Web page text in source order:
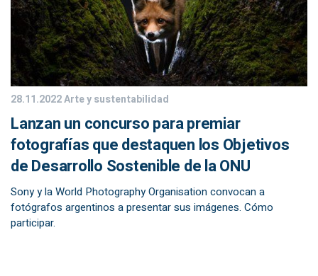
28.11.2022Arte y sustentabilidad
Lanzan un concurso para premiar
fotografías que destaquen los Objetivos
de Desarrollo Sostenible de la ONU
Sony y la World Photography Organisation convocan a
fotógrafos argentinos a presentar sus imágenes. Cómo
participar.